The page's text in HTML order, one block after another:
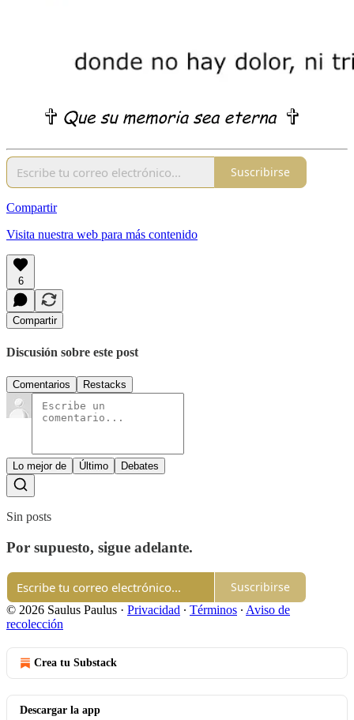
Suscribirse
Compartir
Visita nuestra web para más contenido
6
Compartir
Discusión sobre este post
Comentarios Restacks
Lo mejor de Último Debates
Sin posts
Por supuesto, sigue adelante.
Suscribirse
© 2026 Saulus Paulus · Privacidad ∙ Términos ∙ Aviso de
recolección
Crea tu Substack
Descargar la app